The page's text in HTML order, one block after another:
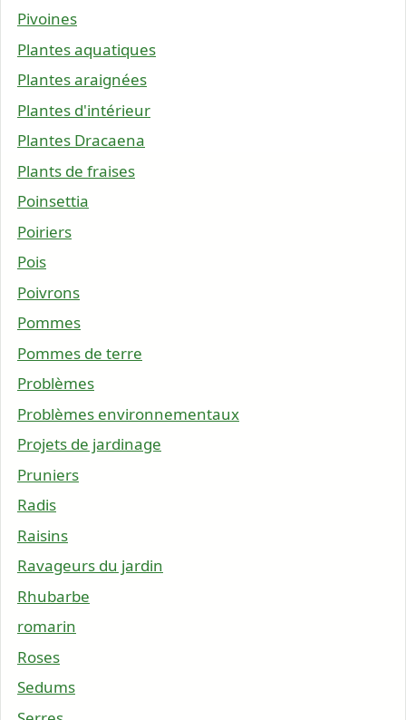
Pivoines
Plantes aquatiques
Plantes araignées
Plantes d'intérieur
Plantes Dracaena
Plants de fraises
Poinsettia
Poiriers
Pois
Poivrons
Pommes
Pommes de terre
Problèmes
Problèmes environnementaux
Projets de jardinage
Pruniers
Radis
Raisins
Ravageurs du jardin
Rhubarbe
romarin
Roses
Sedums